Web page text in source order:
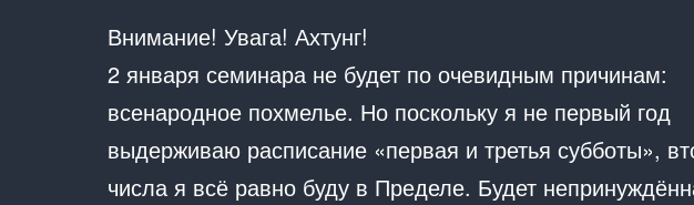
Внимание! Увага! Ахтунг!
2 января семинара не будет по очевидным причинам:
всенародное похмелье. Но поскольку я не первый год
выдерживаю расписание «первая и третья субботы»,
числа я всё равно буду в Пределе. Будет